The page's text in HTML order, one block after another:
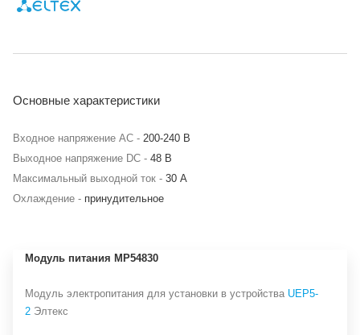
Основные характеристики
Входное напряжение АС - 200-240 В
Выходное напряжение DC - 48 В
Максимальный выходной ток - 30 А
Охлаждение - принудительное
Модуль питания MP54830
Модуль электропитания для установки в устройства UEP5-
2 Элтекс